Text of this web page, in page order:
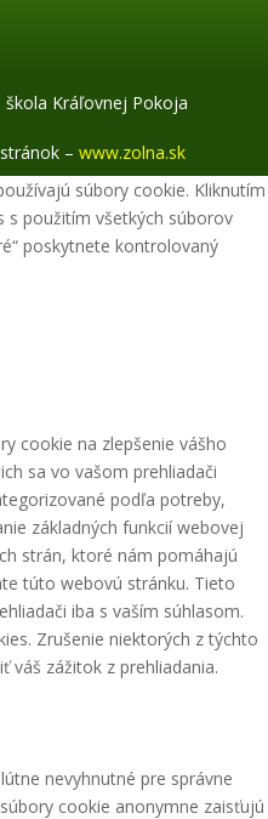
Kráľovnej Pokoja
– www.zolna.sk
súbory cookie. Kliknutím
s použitím všetkých súborov
poskytnete kontrolovaný
cookie na zlepšenie vášho
sa vo vašom prehliadači
podľa potreby,
základných funkcií webovej
strán, ktoré nám pomáhajú
túto webovú stránku. Tieto
iba s vaším súhlasom.
Zrušenie niektorých z týchto
váš zážitok z prehliadania.
nevyhnutné pre správne
cookie anonymne zaisťujú